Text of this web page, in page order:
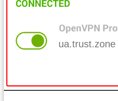
ua.trust.zone